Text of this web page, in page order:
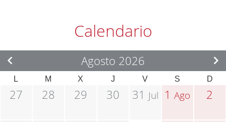
Calendario
Agosto 2026
L M X J V S D
27 28 29 30 31 Jul 1Ago 2